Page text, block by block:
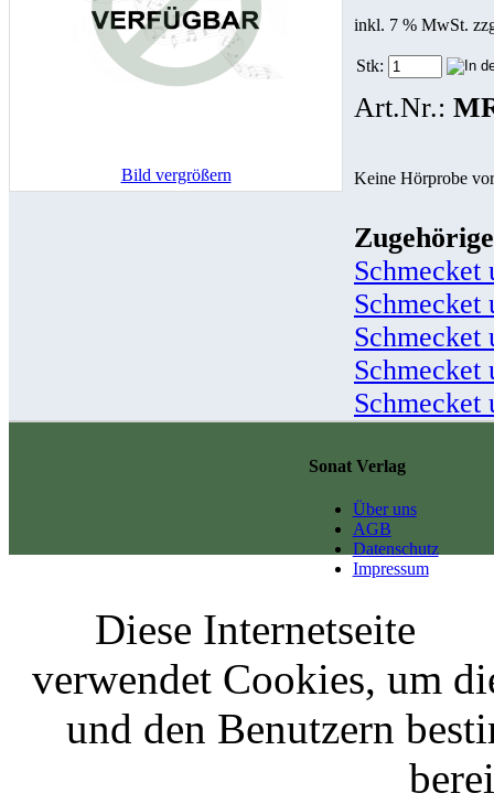
Bild vergrößern
inkl. 7 % MwSt.
Stk:
Art.Nr.:
Keine Hörprobe
Schmecket
Schmecket
Schmecket
Schmecket
Schmecket
Sonat Verlag
Über uns
AGB
Datenschutz
Impressum
Diese Internetseite
verwendet Cookies, um
und den Benutzern